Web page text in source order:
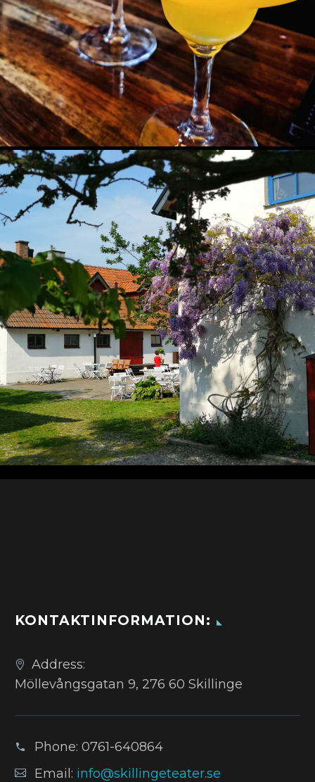
KONTAKTINFORMATION:
Address:
Möllevångsgatan 9, 276 60 Skillinge
Phone: 0761-640864
Email: info@skillingeteater.se